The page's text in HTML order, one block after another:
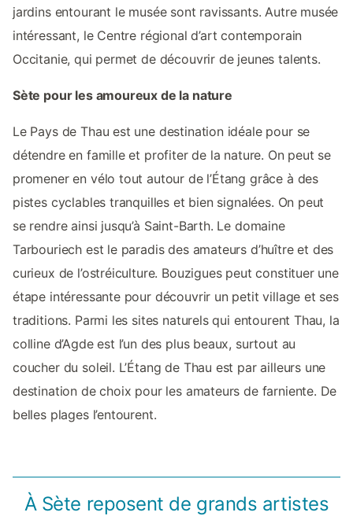
jardins entourant le musée sont ravissants. Autre musée
intéressant, le Centre régional d’art contemporain
Occitanie, qui permet de découvrir de jeunes talents.
Sète pour les amoureux de la nature
Le Pays de Thau est une destination idéale pour se
détendre en famille et profiter de la nature. On peut se
promener en vélo tout autour de l’Étang grâce à des
pistes cyclables tranquilles et bien signalées. On peut
se rendre ainsi jusqu’à Saint-Barth. Le domaine
Tarbouriech est le paradis des amateurs d’huître et des
curieux de l’ostréiculture. Bouzigues peut constituer une
étape intéressante pour découvrir un petit village et ses
traditions. Parmi les sites naturels qui entourent Thau, la
colline d’Agde est l’un des plus beaux, surtout au
coucher du soleil. L’Étang de Thau est par ailleurs une
destination de choix pour les amateurs de farniente. De
belles plages l’entourent.
À Sète reposent de grands artistes